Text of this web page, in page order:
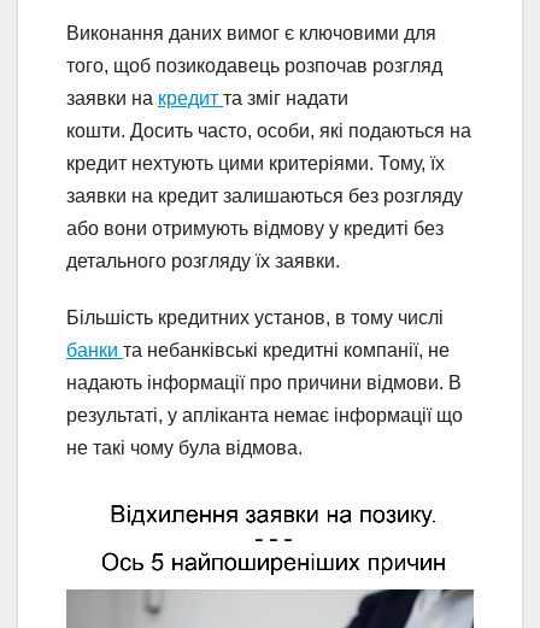
Виконання даних вимог є ключовими для
того, щоб позикодавець розпочав розгляд
заявки на кредит та зміг надати
кошти. Досить часто, особи, які подаються на
кредит нехтують цими критеріями. Тому, їх
заявки на кредит залишаються без розгляду
або вони отримують відмову у кредиті без
детального розгляду їх заявки.
Більшість кредитних установ, в тому числі
банки та небанківські кредитні компанії, не
надають інформації про причини відмови. В
результаті, у апліканта немає інформації що
не такі чому була відмова.